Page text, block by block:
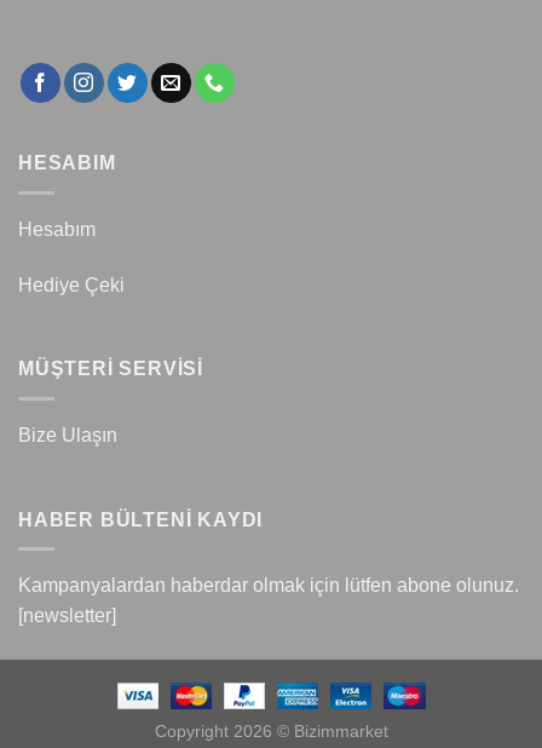
HESABIM
Hesabım
Hediye Çeki
MÜŞTERİ SERVİSİ
Bize Ulaşın
HABER BÜLTENİ KAYDI
Kampanyalardan haberdar olmak için lütfen abone olunuz.
[newsletter]
Copyright 2026 © Bizimmarket